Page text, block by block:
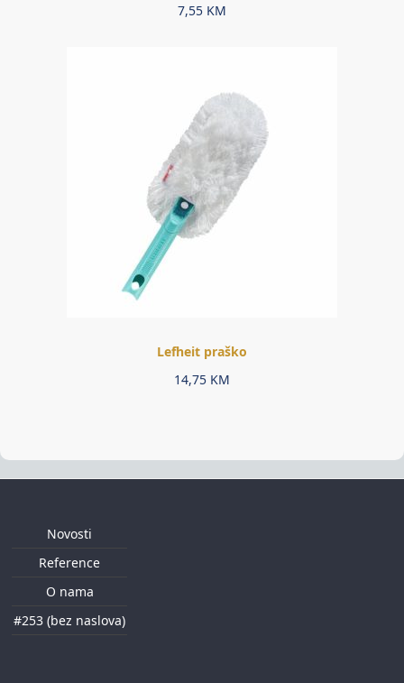
7,55 KM
Lefheit praško
14,75 KM
Novosti
Reference
O nama
#253 (bez naslova)